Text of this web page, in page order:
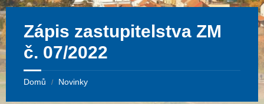
Zápis zastupitelstva ZM
č. 07/2022
Domů / Novinky